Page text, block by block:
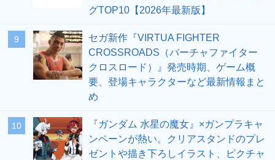
グTOP10【2026年最新版】
9
セガ新作『VIRTUA FIGHTER
CROSSROADS（バーチャファイター
クロスロード）』発売時期、ゲーム概
要、登場キャラクターなど最新情報まと
め
10
『ガンダム 水星の魔女』×ガンプラキャ
ンペーンが熱い。クリアスタンドのプレ
ゼントや描き下ろしイラスト、ピクチャ